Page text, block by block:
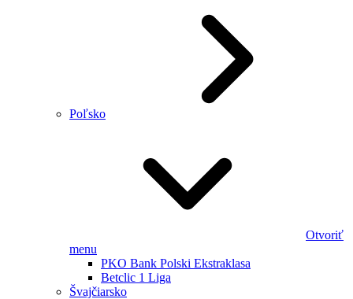
Poľsko
Otvoriť
menu
PKO Bank Polski Ekstraklasa
Betclic 1 Liga
Švajčiarsko